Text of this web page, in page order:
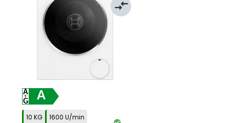
A
10 KG
1600 U/min
compare_arrows